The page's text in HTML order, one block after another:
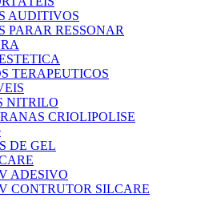
AUDITIVOS
PARAR RESSONAR
TERAPEUTICOS
NITRILO
CRIOLIPOLISE
DE GEL
ADESIVO
CONTRUTOR SILCARE